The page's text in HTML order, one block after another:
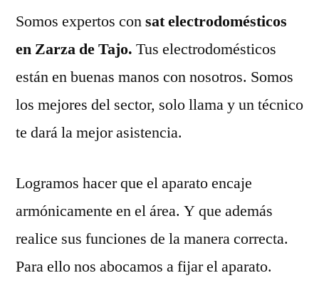
Somos expertos consat electrodomésticos
en Zarza de Tajo. Tus electrodomésticos
están en buenas manos con nosotros. Somos
los mejores del sector, solo llama y un técnico
te dará la mejor asistencia.
Logramos hacer que el aparato encaje
armónicamente en el área. Y que además
realice sus funciones de la manera correcta.
Para ello nos abocamos a fijar el aparato.